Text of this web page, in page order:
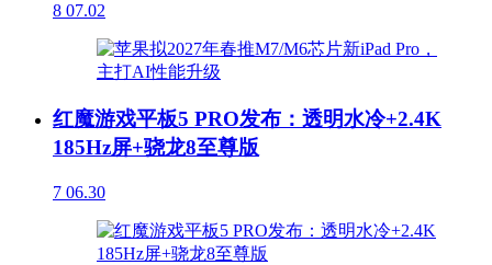
8 07.02
红魔游戏平板5 PRO发布：透明水冷+2.4K
185Hz屏+骁龙8至尊版
7 06.30